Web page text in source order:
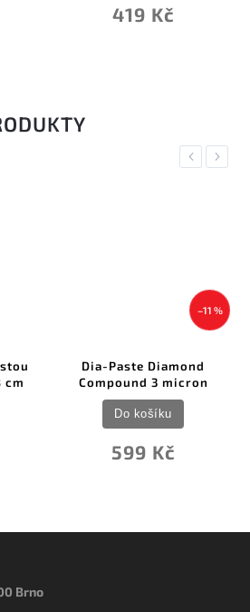
419 Kč
Previous
cm
–11 %
Dia-Paste Diamond
Compound 3 micron
599 Kč
Do košíku
Next
Brno